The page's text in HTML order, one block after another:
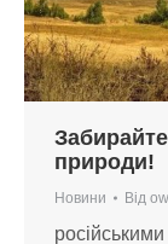
природи!
Новини Від